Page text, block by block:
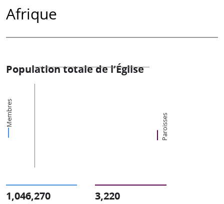
Afrique
Population totale de l’Église
Membres Paroisses
1,046,270 3,220